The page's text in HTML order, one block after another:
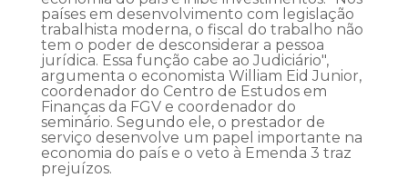
países em desenvolvimento com legislação
trabalhista moderna, o fiscal do trabalho não
tem o poder de desconsiderar a pessoa
jurídica. Essa função cabe ao Judiciário",
argumenta o economista William Eid Junior,
coordenador do Centro de Estudos em
Finanças da FGV e coordenador do
seminário. Segundo ele, o prestador de
serviço desenvolve um papel importante na
economia do país e o veto à Emenda 3 traz
prejuízos.